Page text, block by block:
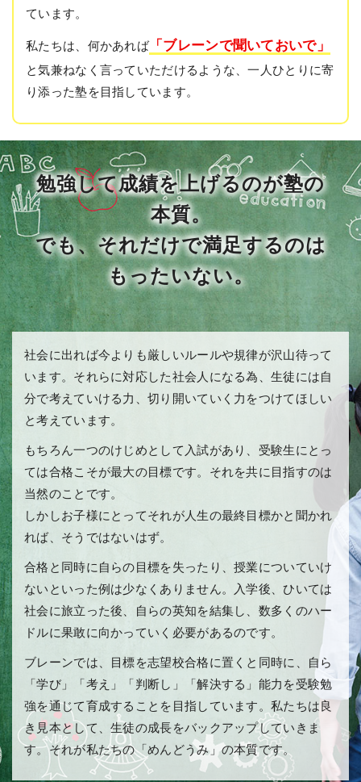
ています。
私たちは、何かあれば「ブレーンで聞いておいで」
と気兼ねなく言っていただけるような、一人ひとりに寄
り添った塾を目指しています。
勉強して成績を上げるのが塾の
本質。
でも、それだけで満足するのは
もったいない。
社会に出れば今よりも厳しいルールや規律が沢山待って
います。それらに対応した社会人になる為、生徒には自
分で考えていける力、切り開いていく力をつけてほしい
と考えています。
もちろん一つのけじめとして入試があり、受験生にとっ
ては合格こそが最大の目標です。それを共に目指すのは
当然のことです。
しかしお子様にとってそれが人生の最終目標かと聞かれ
れば、そうではないはず。
合格と同時に自らの目標を失ったり、授業についていけ
ないといった例は少なくありません。入学後、ひいては
社会に旅立った後、自らの英知を結集し、数多くのハー
ドルに果敢に向かっていく必要があるのです。
ブレーンでは、目標を志望校合格に置くと同時に、自ら
「学び」「考え」「判断し」「解決する」能力を受験勉
強を通じて育成することを目指しています。私たちは良
き見本として、生徒の成長をバックアップしていきま
す。それが私たちの「めんどうみ」の本質です。